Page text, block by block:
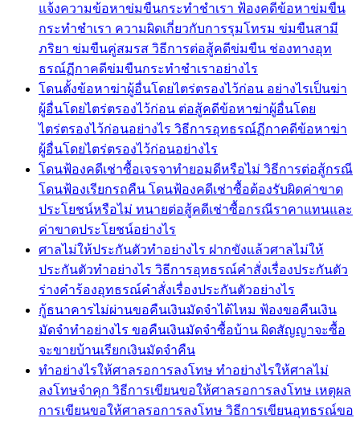
แจ้งความข้อหาข่มขืนกระทำชำเรา ฟ้องคดีข้อหาข่มขืน
กระทำชำเรา ความผิดเกี่ยวกับการรุมโทรม ข่มขืนสามี
ภริยา ข่มขืนคู่สมรส วิธีการต่อสู้คดีข่มขืน ช่องทางอุท
ธรณ์ฏีกาคดีข่มขืนกระทำชำเราอย่างไร
โดนตั้งข้อหาฆ่าผู้อื่นโดยไตร่ตรองไว้ก่อน อย่างไรเป็นฆ่า
ผู้อื่นโดยไตร่ตรองไว้ก่อน ต่อสู้คดีข้อหาฆ่าผู้อื่นโดย
ไตร่ตรองไว้ก่อนอย่างไร วิธีการอุทธรณ์ฏีกาคดีข้อหาฆ่า
ผู้อื่นโดยไตร่ตรองไว้ก่อนอย่างไร
โดนฟ้องคดีเช่าซื้อเจรจาทำยอมดีหรือไม่ วิธีการต่อสู้กรณี
โดนฟ้องเรียกรถคืน โดนฟ้องคดีเช่าซื้อต้องรับผิดค่าขาด
ประโยชน์หรือไม่ ทนายต่อสู้คดีเช่าซื้อกรณีราคาแทนและ
ค่าขาดประโยชน์อย่างไร
ศาลไม่ให้ประกันตัวทำอย่างไร ฝากขังแล้วศาลไม่ให้
ประกันตัวทำอย่างไร วิธีการอุทธรณ์คำสั่งเรื่องประกันตัว
ร่างคำร้องอุทธรณ์คำสั่งเรื่องประกันตัวอย่างไร
กู้ธนาคารไม่ผ่านขอคืนเงินมัดจำได้ไหม ฟ้องขอคืนเงิน
มัดจำทำอย่างไร ขอคืนเงินมัดจำซื้อบ้าน ผิดสัญญาจะซื้อ
จะขายบ้านเรียกเงินมัดจำคืน
ทำอย่างไรให้ศาลรอการลงโทษ ทำอย่างไรให้ศาลไม่
ลงโทษจำคุก วิธีการเขียนขอให้ศาลรอการลงโทษ เหตุผล
การเขียนขอให้ศาลรอการลงโทษ วิธีการเขียนอุทธรณ์ขอ